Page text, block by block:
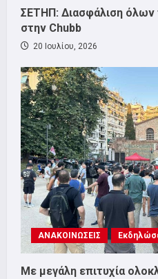
ΣΕΤΗΠ: Διασφάλιση
στην Chubb
20 Ιουλίου, 2026
ΑΝΑΚΟΙΝΩΣΕΙΣ
Με μεγάλη επιτυχία